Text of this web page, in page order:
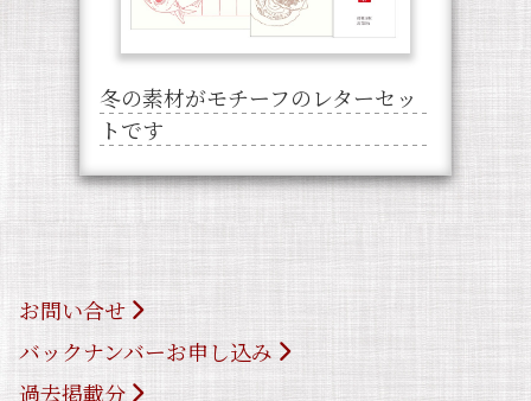
冬の素材がモチーフのレターセッ
トです
お問い合せ
バックナンバーお申し込み
過去掲載分